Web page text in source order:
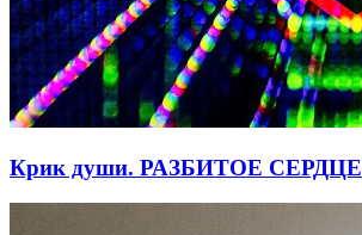
Крик души. РАЗБИТОЕ СЕРДЦЕ